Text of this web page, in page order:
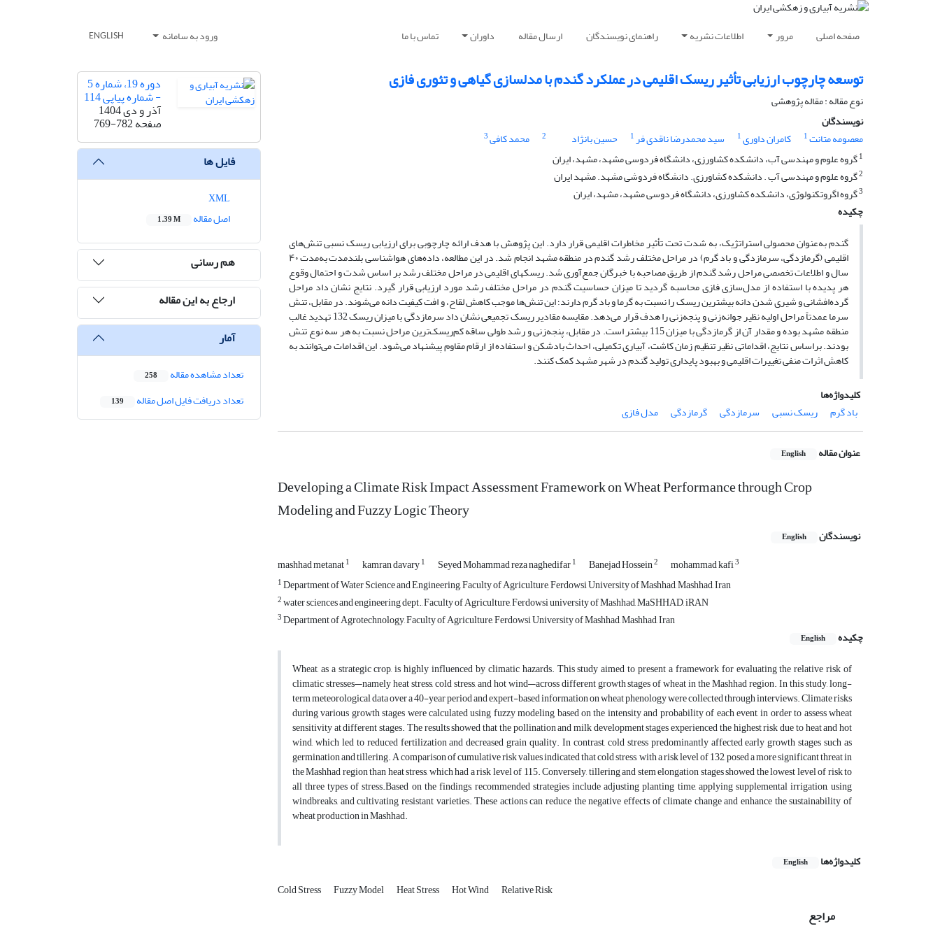
صفحه اصلی مرور اطلاعات نشریه راهنمای نویسندگان ارسال مقاله داوران تماس با ما ورود به سامانه ENGLISH
توسعه چارچوب ارزیابی تأثیر ریسک‌ اقلیمی در عملکرد گندم با مدل‎سازی گیاهی و تئوری فازی
نوع مقاله : مقاله پژوهشی
نویسندگان
معصومه متانت1 کامران داوری1 سید محمدرضا ناقدی فر1 حسین بانژاد 2 محمد کافی3
1گروه علوم و مهندسی آب، دانشکده کشاورزی، دانشگاه فردوسی مشهد، مشهد، ایران
2گروه علوم و مهندسی آب . دانشکده کشاورزی. دانشگاه فردوشی مشهد. مشهد ایران
3گروه اگروتکنولوژی، دانشکده کشاورزی، دانشگاه فردوسی مشهد، مشهد، ایران
چکیده
گندم به‌عنوان محصولی استراتژیک، به شدت تحت تأثیر مخاطرات اقلیمی قرار دارد. این پژوهش با هدف ارائه چارچوبی برای ارزیابی ریسک نسبی تنش‌های
اقلیمی (گرمازدگی، سرمازدگی و باد گرم) در مراحل مختلف رشد گندم در منطقه مشهد انجام شد. در این مطالعه، داده‌های هواشناسی بلندمدت به‌مدت ۴۰
سال و اطلاعات تخصصی مراحل رشد گندم از طریق مصاحبه با خبرگان جمع‌آوری شد. ریسکهای اقلیمی در مراحل مختلف رشد بر اساس شدت و احتمال وقوع
هر پدیده با استفاده از مدل‌سازی فازی محاسبه گردید تا میزان حساسیت گندم در مراحل مختلف رشد مورد ارزیابی قرار گیرد. نتایج نشان داد مراحل
گرده‌افشانی و شیری شدن دانه بیشترین ریسک را نسبت به گرما و باد گرم دارند؛ این تنش‌ها موجب کاهش لقاح، و افت کیفیت دانه می‌شوند. در مقابل، تنش
سرما عمدتاً مراحل اولیه نظیر جوانه‌زنی و پنجه‌زنی را هدف قرار می‌دهد. مقایسه‌ مقادیر ریسک تجمیعی نشان داد سرمازدگی با میزان ریسک 132 تهدید غالب
منطقه مشهد بوده و مقدار آن از گرمازدگی با میزان 115 بیشتر است. در مقابل، پنجه‌زنی و رشد طولی ساقه کم‌ریسک‌ترین مراحل نسبت به هر سه نوع تنش
بودند. براساس نتایج، اقداماتی نظیر تنظیم زمان کاشت، آبیاری تکمیلی، احداث بادشکن و استفاده از ارقام مقاوم پیشنهاد می‌شود. این اقدامات می‌توانند به
کاهش اثرات منفی تغییرات اقلیمی و بهبود پایداری تولید گندم در شهر مشهد کمک کنند.
کلیدواژه‌ها
باد گرم
ریسک نسبی سرمازدگی گرمازدگی مدل فازی
عنوان مقاله English
Developing a Climate Risk Impact Assessment Framework on Wheat Performance through Crop
Modeling and Fuzzy Logic Theory
نویسندگان English
mashhad metanat1 kamran davary1 Seyed Mohammad reza naghedifar1 Banejad Hossein2 mohammad kafi3
1Department of Water Science and Engineering, Faculty of Agriculture, Ferdowsi University of Mashhad, Mashhad, Iran
2water sciences and engineering dept., Faculty of Agriculture, Ferdowsi university of Mashhad, MaSHHAD, iRAN
3Department of Agrotechnology, Faculty of Agriculture, Ferdowsi University of Mashhad, Mashhad, Iran
چکیده
English
Wheat, as a strategic crop, is highly influenced by climatic hazards. This study aimed to present a framework for evaluating the relative risk of
climatic stresses—namely heat stress, cold stress, and hot wind—across different growth stages of wheat in the Mashhad region. In this study, long-
term meteorological data over a 40-year period and expert-based information on wheat phenology were collected through interviews. Climate risks
during various growth stages were calculated using fuzzy modeling based on the intensity and probability of each event, in order to assess wheat
sensitivity at different stages. The results showed that the pollination and milk development stages experienced the highest risk due to heat and hot
wind, which led to reduced fertilization and decreased grain quality. In contrast, cold stress predominantly affected early growth stages such as
germination and tillering. A comparison of cumulative risk values indicated that cold stress, with a risk level of 132, posed a more significant threat in
the Mashhad region than heat stress, which had a risk level of 115. Conversely, tillering and stem elongation stages showed the lowest level of risk to
all three types of stress.Based on the findings, recommended strategies include adjusting planting time, applying supplemental irrigation, using
windbreaks, and cultivating resistant varieties. These actions can reduce the negative effects of climate change and enhance the sustainability of
wheat production in Mashhad.
کلیدواژه‌ها English
Cold Stress Fuzzy Model Heat Stress Hot Wind Relative Risk
مراجع
دوره 19، شماره 5
- شماره پیاپی 114
آذر و دی 1404
صفحه769-782
فایل ها
اصل مقاله
1.39 M
هم رسانی
ارجاع به این مقاله
آمار
تعداد مشاهده مقاله 258
تعداد دریافت فایل اصل مقاله 139